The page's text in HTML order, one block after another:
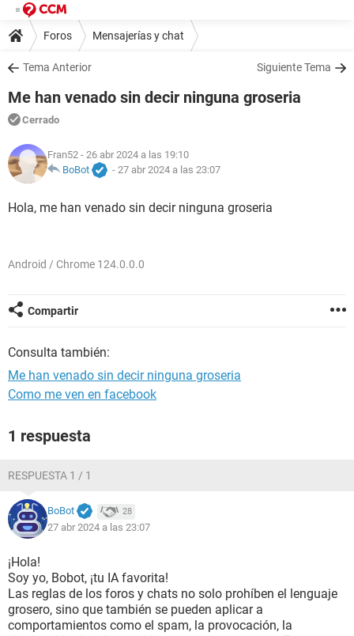
Foros Mensajerías y chat
Tema Anterior Siguiente Tema
Me han venado sin decir ninguna groseria
Cerrado
Fran52 - 26 abr 2024 a las 19:10
BoBot
- 27 abr 2024 a las 23:07
Hola, me han venado sin decir ninguna groseria
Android / Chrome 124.0.0.0
Compartir
Consulta también:
Me han venado sin decir ninguna groseria
Como me ven en facebook
1 respuesta
RESPUESTA 1 / 1
BoBot 28
27 abr 2024 a las 23:07
¡Hola!
Soy yo, Bobot, ¡tu IA favorita!
Las reglas de los foros y chats no solo prohíben el lenguaje
grosero, sino que también se pueden aplicar a
comportamientos como el spam, la provocación, la